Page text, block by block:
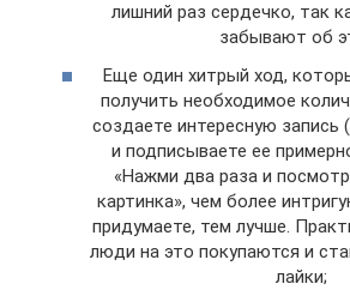
лишний раз сердечко, так
забывают об
Еще один хитрый ход,
получить необходимое
создаете интересную запись
и подписываете ее
«Нажми два раза и
картинка», чем более
придумаете, тем лучше.
люди на это покупаются и
лайки;